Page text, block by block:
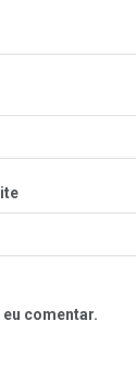
comentar.